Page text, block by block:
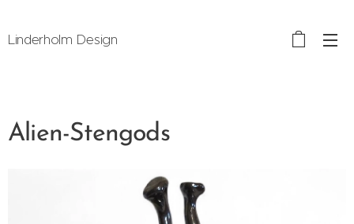
Linderholm Design
Alien-Stengods